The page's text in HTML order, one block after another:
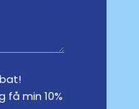
få min 10%